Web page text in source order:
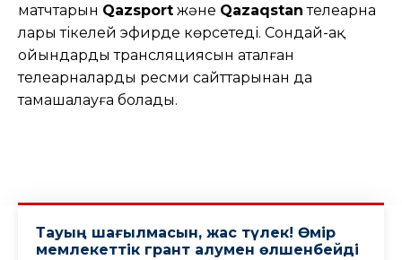
матчтарын Qazsport және Qazaqstan телеарна
лары тікелей эфирде көрсетеді. Сондай-ақ
ойындардың трансляциясын аталған
телеарналардың ресми сайттарынан да
тамашалауға болады.
Тауың шағылмасын, жас түлек! Өмiр
мемлекеттiк грант алумен өлшенбейдi